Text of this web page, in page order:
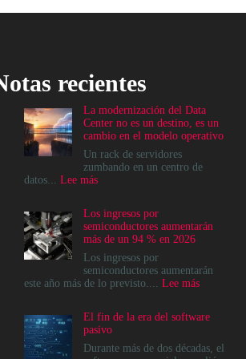
recientes
La modernización del Data
Center no es un destino, es un
cambio en el modelo operativo
Un rack de servidores
zumbando en un centro de
datos... Lee más:
del
Data
Center
no
es
un
un
cambio
en
Los ingresos por
semiconductores aumentarán
más de un 94 % en 2026
Los ingresos por
semiconductores aumentarán
este año más de lo previsto.... Lee más:
por
aumentarán
El fin de la era del software
pasivo
Durante más de dos décadas, el